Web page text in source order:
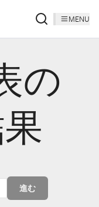
MENU
の
進む